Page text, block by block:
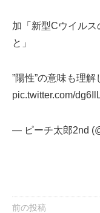
加「新型Cウイルス
と」
”陽性”の意味も理
pic.twitter.com/
— ピーチ太郎2nd
前の投稿